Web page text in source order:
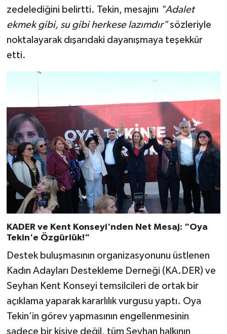
zedelediğini belirtti. Tekin, mesajını "Adalet
ekmek gibi, su gibi herkese lazımdır"sözleriyle
noktalayarak dışarıdaki dayanışmaya teşekkür
etti.
KADER ve Kent Konseyi'nden Net Mesaj: "Oya
Tekin'e Özgürlük!"
Destek buluşmasının organizasyonunu üstlenen
Kadın Adayları Destekleme Derneği (KA.DER) ve
Seyhan Kent Konseyi temsilcileri de ortak bir
açıklama yaparak kararlılık vurgusu yaptı. Oya
Tekin’in görev yapmasının engellenmesinin
sadece bir kişiye değil, tüm Seyhan halkının